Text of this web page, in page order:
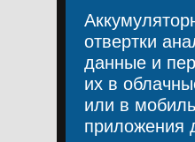
отвертки
данные и
их в
или в
приложения